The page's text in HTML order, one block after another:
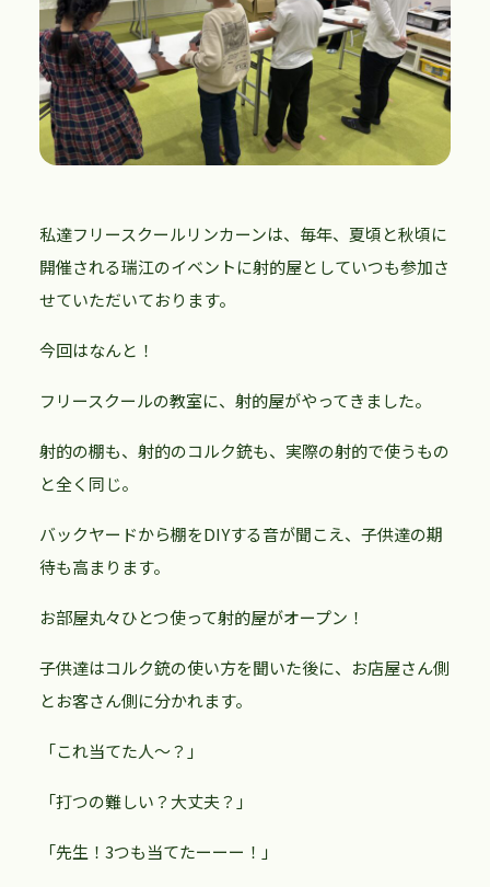
私達フリースクールリンカーンは、毎年、夏頃と秋頃に
開催される瑞江のイベントに射的屋としていつも参加さ
せていただいております。
今回はなんと！
フリースクールの教室に、射的屋がやってきました。
射的の棚も、射的のコルク銃も、実際の射的で使うもの
と全く同じ。
バックヤードから棚をDIYする音が聞こえ、子供達の期
待も高まります。
お部屋丸々ひとつ使って射的屋がオープン！
子供達はコルク銃の使い方を聞いた後に、お店屋さん側
とお客さん側に分かれます。
「これ当てた人～？」
「打つの難しい？大丈夫？」
「先生！3つも当てたーーー！」